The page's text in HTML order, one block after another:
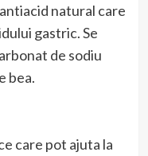
natural care
gastric. Se
de sodiu
bea.
care pot ajuta la